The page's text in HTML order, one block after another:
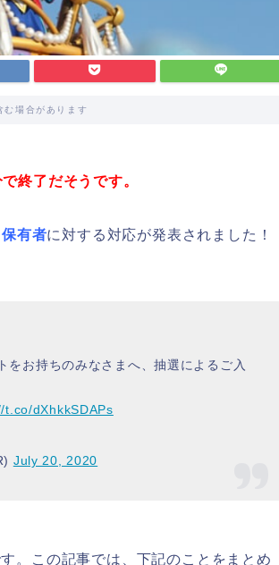
む場合があります
終了だそうです。
有者に対する対応が発表されました！
お持ちのみなさまへ、抽選によるご入
t.co/dXhkkSDAPs
July 20, 2020
。この記事では、下記のことをまとめ